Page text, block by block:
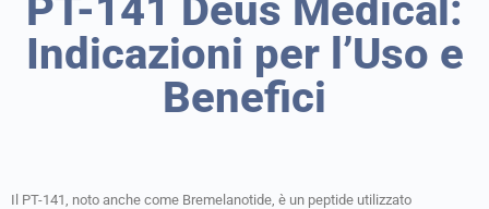
PT-141 Deus Medical:
Indicazioni per l’Uso e
Benefici
Il PT-141, noto anche come Bremelanotide, è un peptide utilizzato